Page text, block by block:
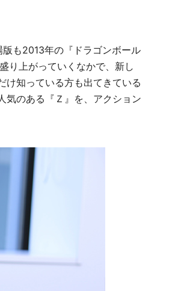
も2013年の『ドラゴンボール
り上がっていくなかで、新し
け知っている方も出てきている
気のある『Ｚ』を、アクション